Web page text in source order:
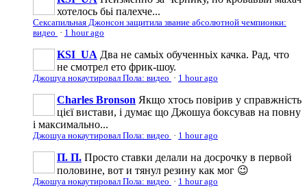
хотелось бьі палехче...
Сексапильная Джонсон защитила звание абсолютной чемпионки:
видео · 1 hour ago
KSI_UA Два не самьіх обученньіх качка. Рад, что
не смотрел ето фрик-шоу.
Джошуа нокаутировал Пола: видео · 1 hour ago
Charles Bronson Якщо хтось повірив у справжність
цієї вистави, і думає що Джошуа боксував на повну
і максимально...
Джошуа нокаутировал Пола: видео · 1 hour ago
П. П. Просто ставки делали на досрочку в первой
половине, вот и тянул резину как мог 😉
Джошуа нокаутировал Пола: видео · 1 hour ago